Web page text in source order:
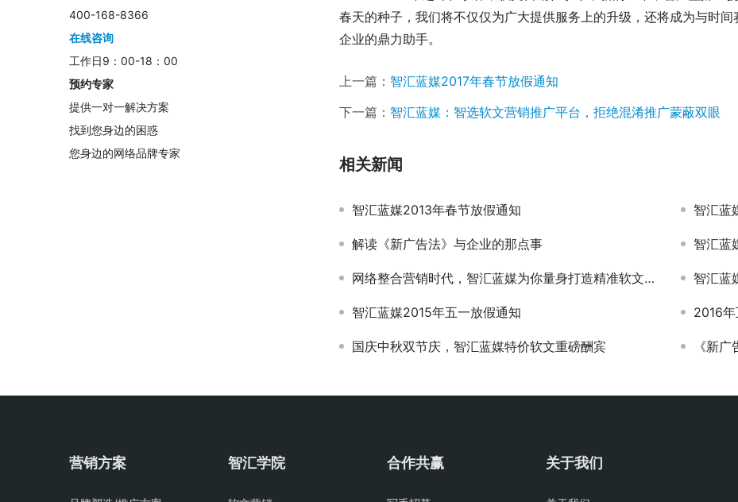
春天的种子，我们将不仅仅为广大提供服务上的升级，还将成为与时
企业的鼎力助手。
上一篇： 智汇蓝媒2017年春节放假通知
下一篇： 智汇蓝媒：智选软文营销推广平台，拒绝混淆推广蒙蔽双眼
相关新闻
智汇蓝媒2013年春节放假通知 智汇蓝
解读《新广告法》与企业的那点事 智汇蓝
网络整合营销时代，智汇蓝媒为你量身打造精准软文营销推广 智汇蓝
智汇蓝媒2015年五一放假通知 2016
国庆中秋双节庆，智汇蓝媒特价软文重磅酬宾 《新
400-168-8366
在线咨询
工作日9：00-18：00
预约专家
提供一对一解决方案
找到您身边的困惑
您身边的网络品牌专家
营销方案 智汇学院 合作共赢 关于我们